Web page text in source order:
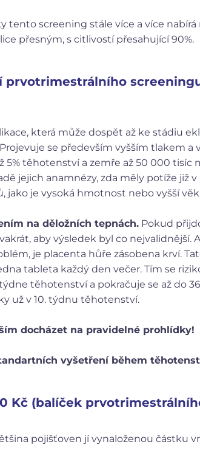
tento screening stále více a více
přesným, s citlivostí přesahující 90%.
prvotrimestrálního
která může dospět až ke stádiu
se především vyšším tlakem a
5% těhotenství a zemře až 50 000 tisíc
jejich anamnézy, zda měly potíže již
jako je vysoká hmotnost nebo vyšší
na děložních tepnách. Pokud
aby výsledek byl co nejvalidnější.
je placenta hůře zásobena krví.
tableta každý den večer. Tím se
těhotenství a pokračuje se až do
už v 10. týdnu těhotenství.
docházet na pravidelné prohlídky!
vyšetření během
Kč (balíček
pojišťoven jí vynaloženou částku